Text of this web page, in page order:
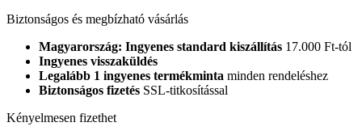
Biztonságos és megbízható vásárlás
Magyarország: Ingyenes standard kiszállítás 17.000 Ft-tól
Ingyenes visszaküldés
Legalább 1 ingyenes termékminta minden rendeléshez
Biztonságos fizetés SSL-titkosítással
Kényelmesen fizethet